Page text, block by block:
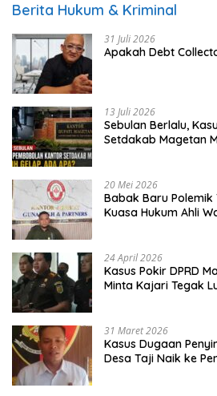
Berita Hukum & Kriminal
31 Juli 2026
Apakah Debt
13 Juli 2026
Sebulan Berlalu,
Setdakab Magetan
20 Mei 2026
Babak Baru Polemik
Kuasa Hukum Ahli
24 April 2026
Kasus Pokir DPRD
Minta Kajari Tegak
31 Maret 2026
Kasus Dugaan
Desa Taji Naik ke